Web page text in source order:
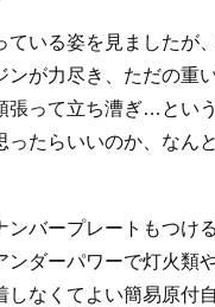
ている姿を見ましたが
ンが力尽き、ただの重
張って立ち漕ぎ…とい
ったらいいのか、なん
ンバープレートもつけ
ンダーパワーで灯火類
なくてよい簡易原付